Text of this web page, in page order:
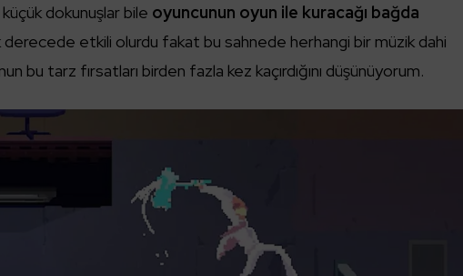
küçük dokunuşlar bile oyuncunun oyun ile kuracağı bağda
etkili olurdu fakat bu sahnede herhangi bir müzik dahi
bu tarz fırsatları birden fazla kez kaçırdığını düşünüyorum.